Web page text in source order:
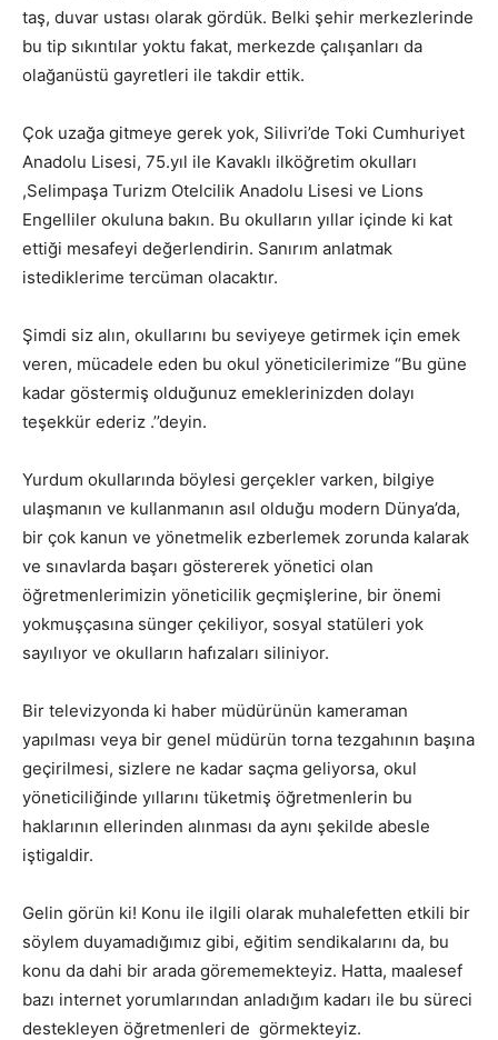
taş, duvar ustası olarak gördük. Belki şehir merkezlerinde
bu tip sıkıntılar yoktu fakat, merkezde çalışanları da
olağanüstü gayretleri ile takdir ettik.
Çok uzağa gitmeye gerek yok, Silivri’de Toki Cumhuriyet
Anadolu Lisesi, 75.yıl ile Kavaklı ilköğretim okulları
,Selimpaşa Turizm Otelcilik Anadolu Lisesi ve Lions
Engelliler okuluna bakın. Bu okulların yıllar içinde ki kat
ettiği mesafeyi değerlendirin. Sanırım anlatmak
istediklerime tercüman olacaktır.
Şimdi siz alın, okullarını bu seviyeye getirmek için emek
veren, mücadele eden bu okul yöneticilerimize “Bu güne
kadar göstermiş olduğunuz emeklerinizden dolayı
teşekkür ederiz .’’deyin.
Yurdum okullarında böylesi gerçekler varken, bilgiye
ulaşmanın ve kullanmanın asıl olduğu modern Dünya’da,
bir çok kanun ve yönetmelik ezberlemek zorunda kalarak
ve sınavlarda başarı göstererek yönetici olan
öğretmenlerimizin yöneticilik geçmişlerine, bir önemi
yokmuşçasına sünger çekiliyor, sosyal statüleri yok
sayılıyor ve okulların hafızaları siliniyor.
Bir televizyonda ki haber müdürünün kameraman
yapılması veya bir genel müdürün torna tezgahının başına
geçirilmesi, sizlere ne kadar saçma geliyorsa, okul
yöneticiliğinde yıllarını tüketmiş öğretmenlerin bu
haklarının ellerinden alınması da aynı şekilde abesle
iştigaldir.
Gelin görün ki! Konu ile ilgili olarak muhalefetten etkili bir
söylem duyamadığımız gibi, eğitim sendikalarını da, bu
konu da dahi bir arada görememekteyiz. Hatta, maalesef
bazı internet yorumlarından anladığım kadarı ile bu süreci
destekleyen öğretmenleri de görmekteyiz.